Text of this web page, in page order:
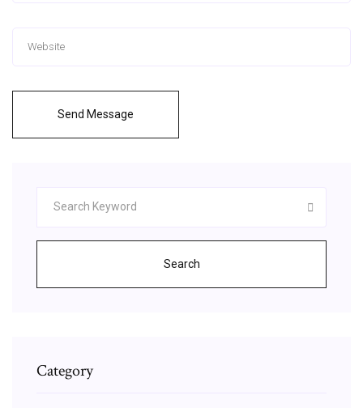
Send Message
Search
Category